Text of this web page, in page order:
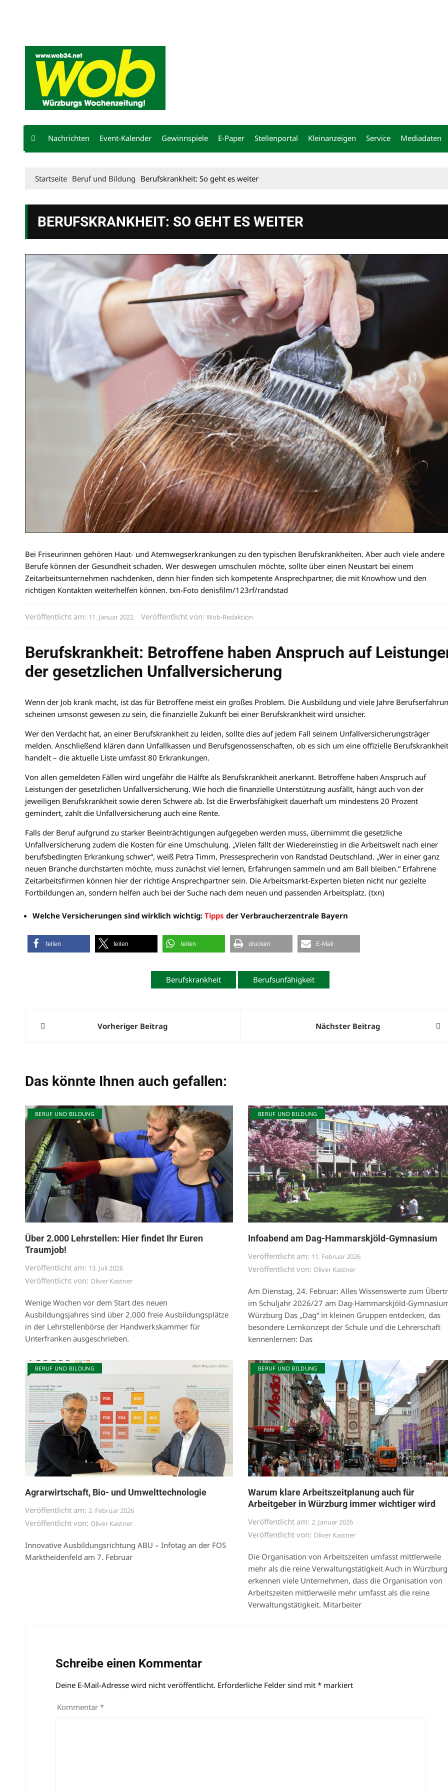
Nachrichten Event-Kalender Gewinnspiele E-Paper Stellenportal Kleinanzeigen Service Mediadaten
Startseite Beruf und Bildung Berufskrankheit: So geht es weiter
BERUFSKRANKHEIT: SO GEHT ES WEITER
Bei Friseurinnen gehören Haut- und Atemwegserkrankungen zu den typischen Berufskrankheiten. Aber auch viele andere
Berufe können der Gesundheit schaden. Wer deswegen umschulen möchte, sollte über einen Neustart bei einem
Zeitarbeitsunternehmen nachdenken, denn hier finden sich kompetente Ansprechpartner, die mit Knowhow und den
richtigen Kontakten weiterhelfen können. txn-Foto denisfilm/123rf/randstad
Veröffentlicht am: 11. Januar 2022 Veröffentlicht von: Wob-Redaktion
Berufskrankheit: Betroffene haben Anspruch auf
der gesetzlichen Unfallversicherung
Wenn der Job krank macht, ist das für Betroffene meist ein großes Problem. Die Ausbildung und viele Jahre
scheinen umsonst gewesen zu sein, die finanzielle Zukunft bei einer Berufskrankheit wird unsicher.
Wer den Verdacht hat, an einer Berufskrankheit zu leiden, sollte dies auf jedem Fall seinem Unfallversicherungsträger
melden. Anschließend klären dann Unfallkassen und Berufsgenossenschaften, ob es sich um eine offizielle Berufskrankheit
handelt – die aktuelle Liste umfasst 80 Erkrankungen.
Von allen gemeldeten Fällen wird ungefähr die Hälfte als Berufskrankheit anerkannt. Betroffene haben Anspruch auf
Leistungen der gesetzlichen Unfallversicherung. Wie hoch die finanzielle Unterstützung ausfällt, hängt auch von der
jeweiligen Berufskrankheit sowie deren Schwere ab. Ist die Erwerbsfähigkeit dauerhaft um mindestens 20 Prozent
gemindert, zahlt die Unfallversicherung auch eine Rente.
Falls der Beruf aufgrund zu starker Beeinträchtigungen aufgegeben werden muss, übernimmt die gesetzliche
Unfallversicherung zudem die Kosten für eine Umschulung. „Vielen fällt der Wiedereinstieg in die Arbeitswelt nach einer
berufsbedingten Erkrankung schwer“, weiß Petra Timm, Pressesprecherin von Randstad Deutschland. „Wer in einer ganz
neuen Branche durchstarten möchte, muss zunächst viel lernen, Erfahrungen sammeln und am Ball bleiben.“ Erfahrene
Zeitarbeitsfirmen können hier der richtige Ansprechpartner sein. Die Arbeitsmarkt-Experten bieten nicht nur gezielte
Fortbildungen an, sondern helfen auch bei der Suche nach dem neuen und passenden Arbeitsplatz. (txn)
Welche Versicherungen sind wirklich wichtig: Tipps der Verbraucherzentrale Bayern
teilen teilen teilen drucken E-Mail
Berufskrankheit Berufsunfähigkeit
Beitragsnavigation
Vorheriger Beitrag Nächster Beitrag
Das könnte Ihnen auch gefallen:
BERUF UND BILDUNG
Über 2.000 Lehrstellen: Hier findet Ihr Euren
Traumjob!
Veröffentlicht am: 13. Juli 2026
Veröffentlicht von: Oliver Kastner
Wenige Wochen vor dem Start des neuen
Ausbildungsjahres sind über 2.000 freie Ausbildungsplätze
in der Lehrstellenbörse der Handwerkskammer für
Unterfranken ausgeschrieben.
BERUF UND BILDUNG
Infoabend am Dag-Hammarskjöld-Gymnasium
Veröffentlicht am: 11. Februar 2026
Veröffentlicht von: Oliver Kastner
Am Dienstag, 24. Februar: Alles Wissenswerte zum
im Schuljahr 2026/27 am Dag-Hammarskjöld-
Würzburg Das „Dag“ in kleinen Gruppen entdecken, das
besondere Lernkonzept der Schule und die Lehrerschaft
kennenlernen: Das
BERUF UND BILDUNG
Agrarwirtschaft, Bio- und Umwelttechnologie
Veröffentlicht am: 2. Februar 2026
Veröffentlicht von: Oliver Kastner
Innovative Ausbildungsrichtung ABU – Infotag an der FOS
Marktheidenfeld am 7. Februar
BERUF UND BILDUNG
Warum klare Arbeitszeitplanung auch für
Arbeitgeber in Würzburg immer wichtiger wird
Veröffentlicht am: 2. Januar 2026
Veröffentlicht von: Oliver Kastner
Die Organisation von Arbeitszeiten umfasst mittlerweile
mehr als die reine Verwaltungstätigkeit Auch in Würzburg
erkennen viele Unternehmen, dass die Organisation von
Arbeitszeiten mittlerweile mehr umfasst als die reine
Verwaltungstätigkeit. Mitarbeiter
Schreibe einen Kommentar
Deine E-Mail-Adresse wird nicht veröffentlicht. Erforderliche Felder sind mit * markiert
Kommentar *
Alternative: